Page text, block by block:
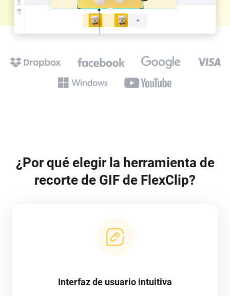
¿Por qué elegir la herramienta de
recorte de GIF de FlexClip?
Interfaz de usuario intuitiva